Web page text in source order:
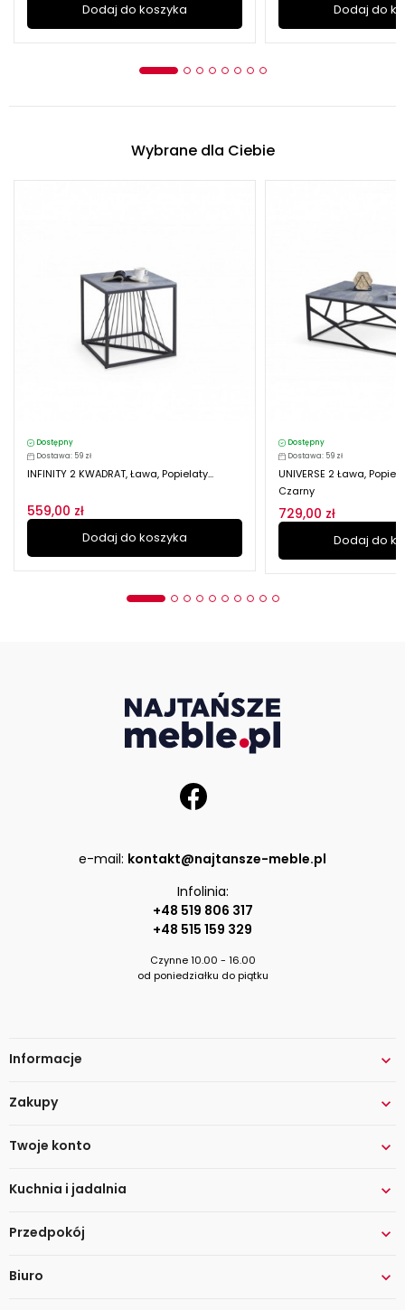
Dodaj do koszyka Dodaj do
Wybrane dla Ciebie
Dostępny
Dostawa: 59 zł
INFINITY 2 KWADRAT, Ława, Popielaty...
559,00 zł
Dodaj do koszyka
Dostępny
Dostawa: 59 zł
UNIVERSE 2 Ława,
Czarny
729,00 zł
Dodaj do
e-mail: kontakt@najtansze-meble.pl
Infolinia:
+48 519 806 317
+48 515 159 329
Czynne 10.00 - 16.00
od poniedziałku do piątku
Informacje 
Zakupy 
Twoje konto 
Kuchnia i jadalnia 
Przedpokój 
Biuro 